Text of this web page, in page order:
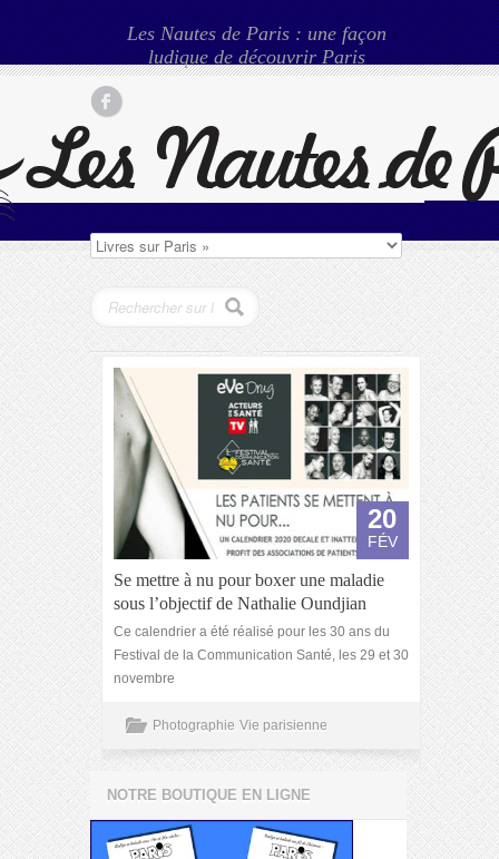
Les Nautes de Paris : une façon
ludique de découvrir Paris
20
FÉV
Se mettre à nu pour boxer une maladie
sous l’objectif de Nathalie Oundjian
Ce calendrier a été réalisé pour les 30 ans du
Festival de la Communication Santé, les 29 et 30
novembre
Photographie Vie parisienne
NOTRE BOUTIQUE EN LIGNE